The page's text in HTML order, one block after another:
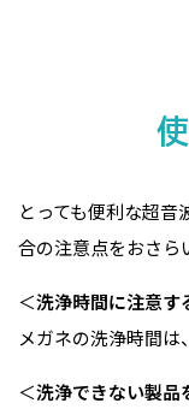
とっても便利な超
合の注意点をおさら
＜洗浄時間に注意す
メガネの洗浄時間は
＜洗浄できない製品